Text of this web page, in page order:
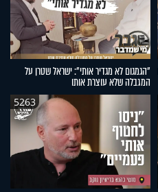
"הגמגום לא מגדיר אותי": ישראל שטרן על
המגבלה שלא עוצרת אותו
5263